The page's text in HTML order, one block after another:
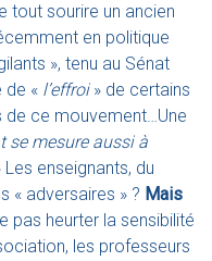
tout sourire un ancien
en politique
», tenu au Sénat
de « l’effroi » de certains
de ce mouvement…Une
se mesure aussi à
Les enseignants, du
« adversaires » ? Mais
pas heurter la sensibilité
les professeurs